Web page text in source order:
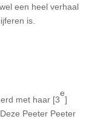
een heel verhaal
is.
met haar [3
e
]
Peeter Peeter